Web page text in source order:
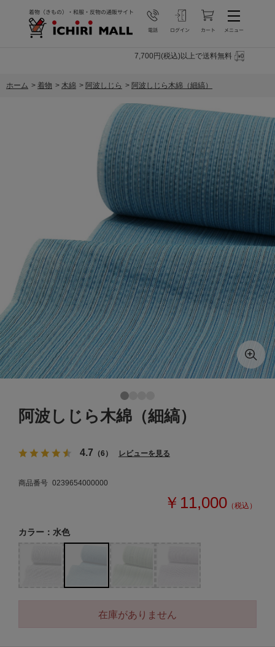
7,700円(税込)以上で送料無料
ホーム > 着物 > 木綿 > 阿波しじら > 阿波しじら木綿（細縞）
阿波しじら木綿（細縞）
4.7 （6） レビューを見る
商品番号 0239654000000
￥11,000 （税込）
カラー：水色
在庫がありません